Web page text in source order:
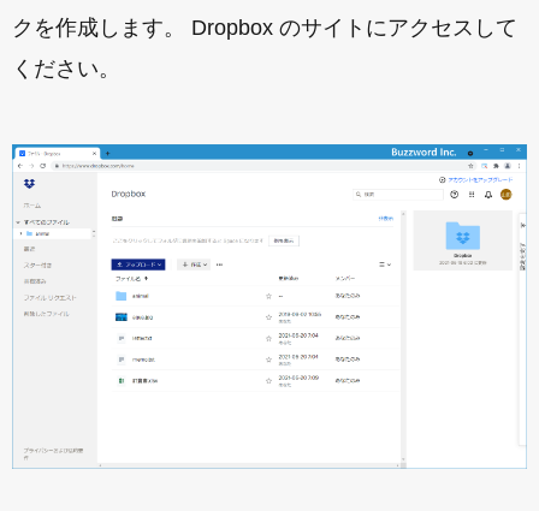
クを作成します。 Dropbox のサイトにアクセスして
ください。